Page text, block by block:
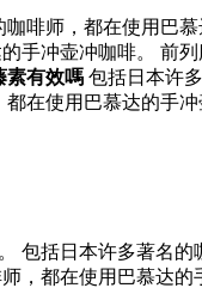
啡师，都在使用巴慕
手冲壶冲咖啡。 前
素有效嗎 包括日本许
在使用巴慕达的手
包括日本许多著名
，都在使用巴慕达的